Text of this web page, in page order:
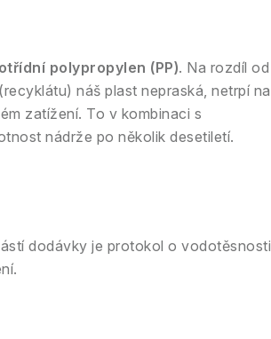
polypropylen (PP). Na rozdíl od
náš plast nepraská, netrpí na
zatížení. To v kombinaci s
nádrže po několik desetiletí.
dodávky je protokol o vodotěsnosti